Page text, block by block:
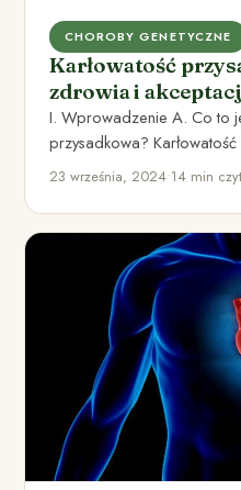
CHOROBY GENETYCZNE
Karłowatość
zdrowia i
I. Wprowadzenie A. Co to
przysadkowa?
również akromegalią, jest
23 września, 2024•14 min